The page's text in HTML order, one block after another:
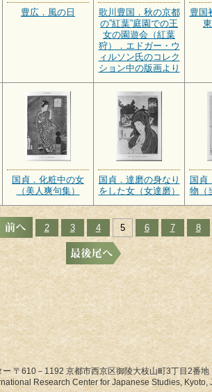
豊広．風の日
歌川豊国．秋の京都
の”紅葉”庭園での王
女の園遊会（紅葉
狩）．エドガー・ウ
ィルソン氏のコレク
ション中の版画より
豊国
国貞．化粧中の女
（美人爽句集）
国貞．達磨の身なり
をした女（女達磨）
国貞
物（
2 3 4 5 6 7 8
ー 〒610－1192 京都市西京区御陵大枝山町3丁目2番地
Research Center for Japanese Studies, Kyoto,